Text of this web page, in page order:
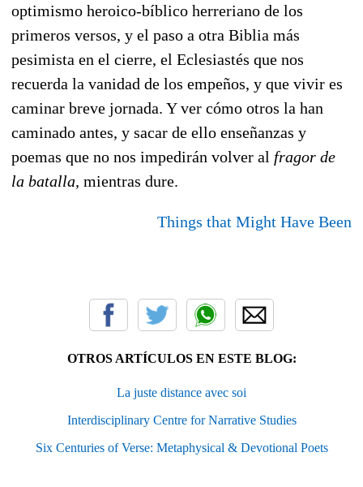
optimismo heroico-bíblico herreriano de los
primeros versos, y el paso a otra Biblia más
pesimista en el cierre, el Eclesiastés que nos
recuerda la vanidad de los empeños, y que vivir es
caminar breve jornada. Y ver cómo otros la han
caminado antes, y sacar de ello enseñanzas y
poemas que no nos impedirán volver al fragor de
la batalla, mientras dure.
Things that Might Have Been
OTROS ARTÍCULOS EN ESTE BLOG:
La juste distance avec soi
Interdisciplinary Centre for Narrative Studies
Six Centuries of Verse: Metaphysical & Devotional Poets